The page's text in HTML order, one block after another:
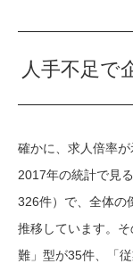
人手不足で
確かに、求人倍率が
2017年の統計で見
326件）で、全体の
推移しています。
難」型が35件、「